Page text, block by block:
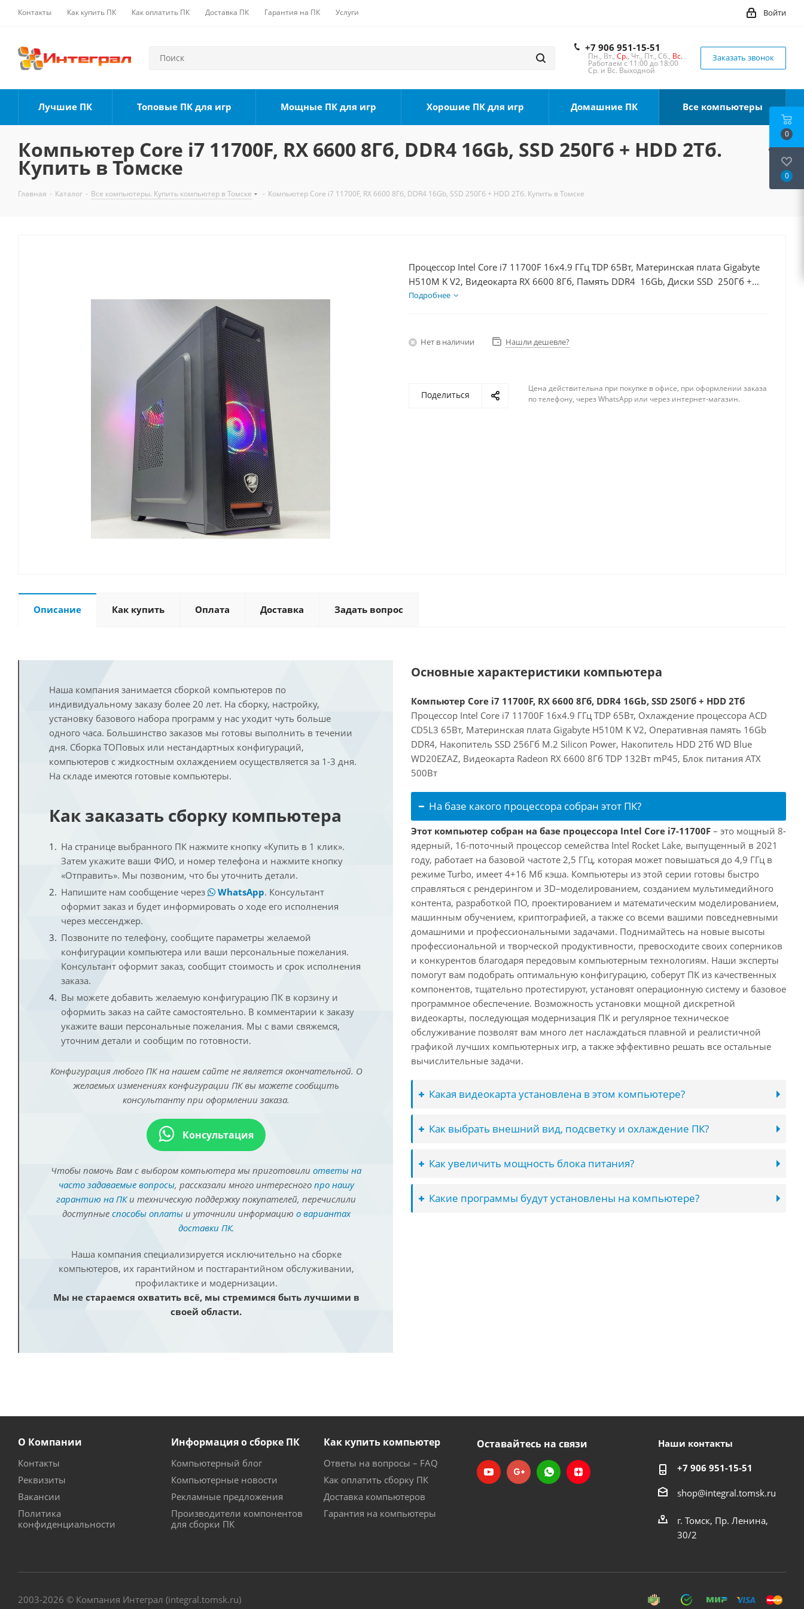
Контакты Как купить ПК Как оплатить ПК Доставка ПК Гарантия на ПК Услуги Войти
+7 906 951-15-51
Пн., Вт., Ср., Чт., Пт., Сб., Вс.
Работаем с 11:00 до 18:00
Ср. и Вс. Выходной
Заказать звонок
Лучшие ПК Топовые ПК для игр Мощные ПК для игр Хорошие ПК для игр Домашние ПК Все компьютеры
Компьютер Core i7 11700F, RX 6600 8Гб, DDR4 16Gb, SSD 250Гб + HDD 2Тб.
Купить в Томске
Главная - Каталог - Все компьютеры. Купить компьютер в Томске - Компьютер Core i7 11700F, RX 6600 8Гб, DDR4 16Gb, SSD 250Гб + HDD 2Тб. Купить в Томске
Процессор Intel Core i7 11700F 16x4.9 ГГц TDP 65Вт, Материнская плата Gigabyte
H510M K V2, Видеокарта RX 6600 8Гб, Память DDR4 16Gb, Диски SSD 250Гб +
HDD 2Тб, БП 500Вт
Подробнее
Нет в наличии Нашли дешевле?
Поделиться
Цена действительна при покупке в офисе, при оформлении заказа
по телефону, через WhatsApp или через интернет-магазин.
Описание Как купить Оплата Доставка Задать вопрос
Наша компания занимается сборкой компьютеров по
индивидуальному заказу более 20 лет. На сборку, настройку,
установку базового набора программ у нас уходит чуть больше
одного часа. Большинство заказов мы готовы выполнить в течении
дня. Сборка ТОПовых или нестандартных конфигураций,
компьютеров с жидкостным охлаждением осуществляется за 1-3 дня.
На складе имеются готовые компьютеры.
Как заказать сборку компьютера
На странице выбранного ПК нажмите кнопку «Купить в 1 клик».
Затем укажите ваши ФИО, и номер телефона и нажмите кнопку
«Отправить». Мы позвоним, что бы уточнить детали.
Напишите нам сообщение через
WhatsApp. Консультант
оформит заказ и будет информировать о ходе его исполнения
через мессенджер.
Позвоните по телефону, сообщите параметры желаемой
конфигурации компьютера или ваши персональные пожелания.
Консультант оформит заказ, сообщит стоимость и срок исполнения
заказа.
Вы можете добавить желаемую конфигурацию ПК в корзину и
оформить заказ на сайте самостоятельно. В комментарии к заказу
укажите ваши персональные пожелания. Мы с вами свяжемся,
уточним детали и сообщим по готовности.
Конфигурация любого ПК на нашем сайте не является окончательной. О
желаемых изменениях конфигурации ПК вы можете сообщить
консультанту при оформлении заказа.
Консультация
Чтобы помочь Вам с выбором компьютера мы приготовили ответы на
часто задаваемые вопросы, рассказали много интересного про нашу
гарантию на ПКи техническую поддержку покупателей, перечислили
доступные способы оплатыи уточнили информацию о вариантах
доставки ПК.
Наша компания специализируется исключительно на сборке
компьютеров, их гарантийном и постгарантийном обслуживании,
профилактике и модернизации.
Мы не стараемся охватить всё, мы стремимся быть лучшими в
своей области.
Основные характеристики компьютера
Компьютер Core i7 11700F, RX 6600 8Гб, DDR4 16Gb, SSD 250Гб + HDD 2Тб
Процессор Intel Core i7 11700F 16x4.9 ГГц TDP 65Вт, Охлаждение процессора ACD
CD5L3 65Вт, Материнская плата Gigabyte H510M K V2, Оперативная память 16Gb
DDR4, Накопитель SSD 256Гб M.2 Silicon Power, Накопитель HDD 2Тб WD Blue
WD20EZAZ, Видеокарта Radeon RX 6600 8Гб TDP 132Вт mP45, Блок питания ATX
500Вт
На базе какого процессора собран этот ПК?
Этот компьютер собран на базе процессора Intel Core i7-11700F – это мощный 8-
ядерный, 16-поточный процессор семейства Intel Rocket Lake, выпущенный в 2021
году, работает на базовой частоте 2,5 ГГц, которая может повышаться до 4,9 ГГц в
режиме Turbo, имеет 4+16 Мб кэша. Компьютеры из этой серии готовы быстро
справляться с рендерингом и 3D–моделированием, созданием мультимедийного
контента, разработкой ПО, проектированием и математическим моделированием,
машинным обучением, криптографией, а также со всеми вашими повседневными
домашними и профессиональными задачами. Поднимайтесь на новые высоты
профессиональной и творческой продуктивности, превосходите своих соперников
и конкурентов благодаря передовым компьютерным технологиям. Наши эксперты
помогут вам подобрать оптимальную конфигурацию, соберут ПК из качественных
компонентов, тщательно протестируют, установят операционную систему и базовое
программное обеспечение. Возможность установки мощной дискретной
видеокарты, последующая модернизация ПК и регулярное техническое
обслуживание позволят вам много лет наслаждаться плавной и реалистичной
графикой лучших компьютерных игр, а также эффективно решать все остальные
вычислительные задачи.
Какая видеокарта установлена в этом компьютере?
Как выбрать внешний вид, подсветку и охлаждение ПК?
Как увеличить мощность блока питания?
Какие программы будут установлены на компьютере?
О Компании
Контакты
Реквизиты
Вакансии
Политика
конфиденциальности
Информация о сборке ПК
Компьютерный блог
Компьютерные новости
Рекламные предложения
Производители компонентов
для сборки ПК
Как купить компьютер
Ответы на вопросы – FAQ
Как оплатить сборку ПК
Доставка компьютеров
Гарантия на компьютеры
Оставайтесь на связи Наши контакты
+7 906 951-15-51
shop@integral.tomsk.ru
г. Томск, Пр. Ленина,
30/2
2003-2026 © Компания Интеграл (integral.tomsk.ru)
0
0